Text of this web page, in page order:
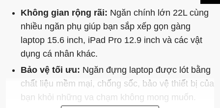
Không gian rộng rãi: Ngăn chính lớn 22L cùng
nhiều ngăn phụ giúp bạn sắp xếp gọn gàng
laptop 15.6 inch, iPad Pro 12.9 inch và các vật
dụng cá nhân khác.
Bảo vệ tối ưu: Ngăn đựng laptop được lót bằng
chất liệu mềm mại, chống sốc, bảo vệ thiết bị của
bạn khỏi những va chạm không mong muốn.